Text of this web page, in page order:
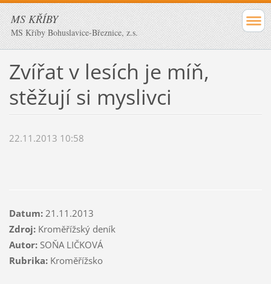
MS KŘÍBY
MS Kříby Bohuslavice-Březnice, z.s.
Zvířat v lesích je míň,
stěžují si myslivci
22.11.2013 10:58
Datum:21.11.2013
Zdroj:Kroměřížský deník
Autor:SOŇA LIČKOVÁ
Rubrika:Kroměřížsko